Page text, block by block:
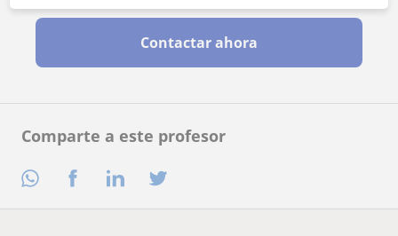
Comparte a este profesor
Contactar ahora